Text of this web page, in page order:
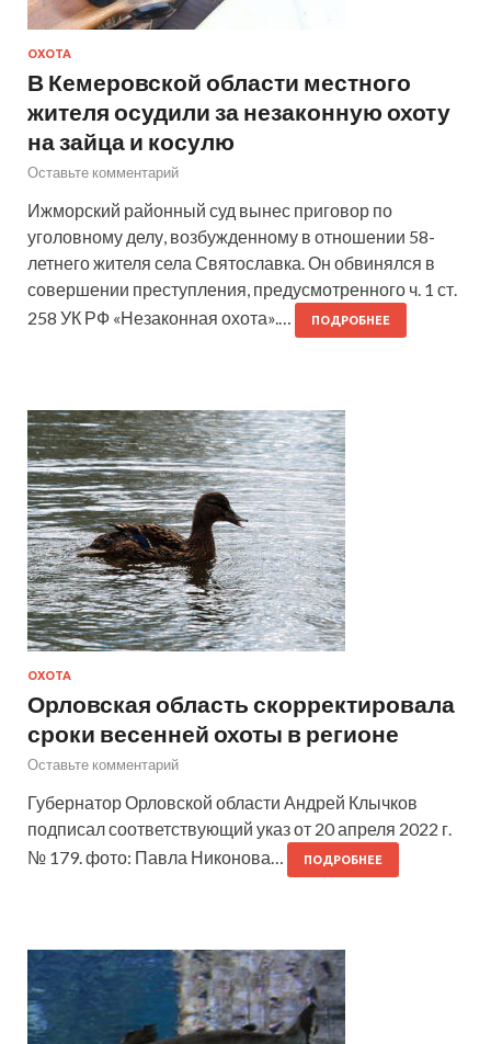
ОХОТА
В Кемеровской области местного
жителя осудили за незаконную охоту
на зайца и косулю
Оставьте комментарий
Ижморский районный суд вынес приговор по
уголовному делу, возбужденному в отношении 58-
летнего жителя села Святославка. Он обвинялся в
совершении преступления, предусмотренного ч. 1 ст.
258 УК РФ «Незаконная охота».…
ПОДРОБНЕЕ
ОХОТА
Орловская область скорректировала
сроки весенней охоты в регионе
Оставьте комментарий
Губернатор Орловской области Андрей Клычков
подписал соответствующий указ от 20 апреля 2022 г.
№ 179. фото: Павла Никонова…
ПОДРОБНЕЕ